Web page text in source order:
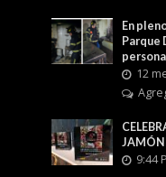
En
Parque
12
JAMÓN
9:44